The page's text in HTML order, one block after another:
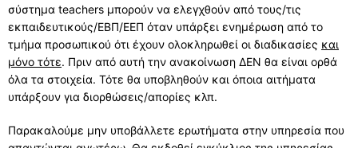
ΣΥΧΝΕΣ ΕΡΩΤΗΣΕΙΣ – ΤΜΗΜΑ ΠΡΟΣΩΠΙΚΟΥ
σύστημα teachers μπορούν να ελεγχθούν από τους/τις
εκπαιδευτικούς/ΕΒΠ/ΕΕΠ όταν υπάρξει ενημέρωση από το
τμήμα προσωπικού ότι έχουν ολοκληρωθεί οι διαδικασίες και
μόνο τότε. Πριν από αυτή την ανακοίνωση ΔΕΝ θα είναι ορθά
όλα τα στοιχεία. Τότε θα υποβληθούν και όποια αιτήματα
υπάρξουν για διορθώσεις/απορίες κλπ.
Παρακαλούμε μην υποβάλλετε ερωτήματα στην υπηρεσία που